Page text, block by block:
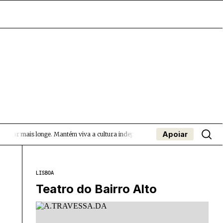
mais longe.Mantém viva a cultura independente — apoia o Coffeepaste e
Apoiar
LISBOA
Teatro do Bairro Alto